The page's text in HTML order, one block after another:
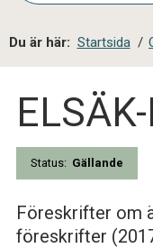
a
l
ö
k
Du är här: Startsida /
Status: Gällande
Föreskrifter om
föreskrifter